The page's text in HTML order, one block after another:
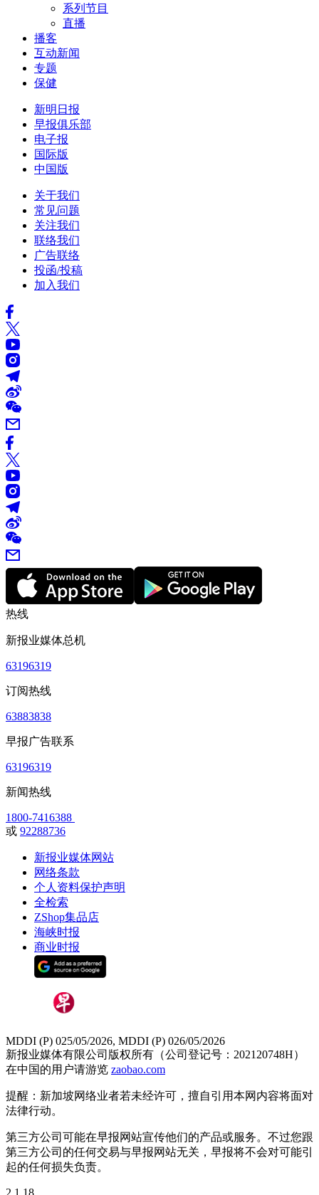
系列节目
直播
播客
互动新闻
专题
保健
新明日报
早报俱乐部
电子报
国际版
中国版
关于我们
常见问题
关注我们
联络我们
广告联络
投函/投稿
加入我们
热线
新报业媒体总机
63196319
订阅热线
63883838
早报广告联系
63196319
新闻热线
1800-7416388
或 92288736
新报业媒体网站
网络条款
个人资料保护声明
全检索
ZShop集品店
海峡时报
商业时报
MDDI (P) 025/05/2026, MDDI (P) 026/05/2026
新报业媒体有限公司版权所有（公司登记号：202120748H）
在中国的用户请游览 zaobao.com
提醒：新加坡网络业者若未经许可，擅自引用本网内容将面对
法律行动。
第三方公司可能在早报网站宣传他们的产品或服务。不过您跟
第三方公司的任何交易与早报网站无关，早报将不会对可能引
起的任何损失负责。